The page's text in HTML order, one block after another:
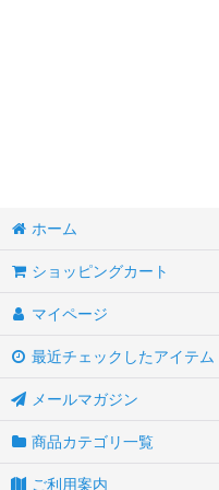
グルメセット！
リキッド ／ コーヒーベース
コーヒーバッグ
コーヒー器具
ポスト投函／送料無料
ポスト投函
ホーム
ショッピングカート
マイページ
最近チェックしたアイテム
メールマガジン
商品カテゴリ一覧
ご利用案内